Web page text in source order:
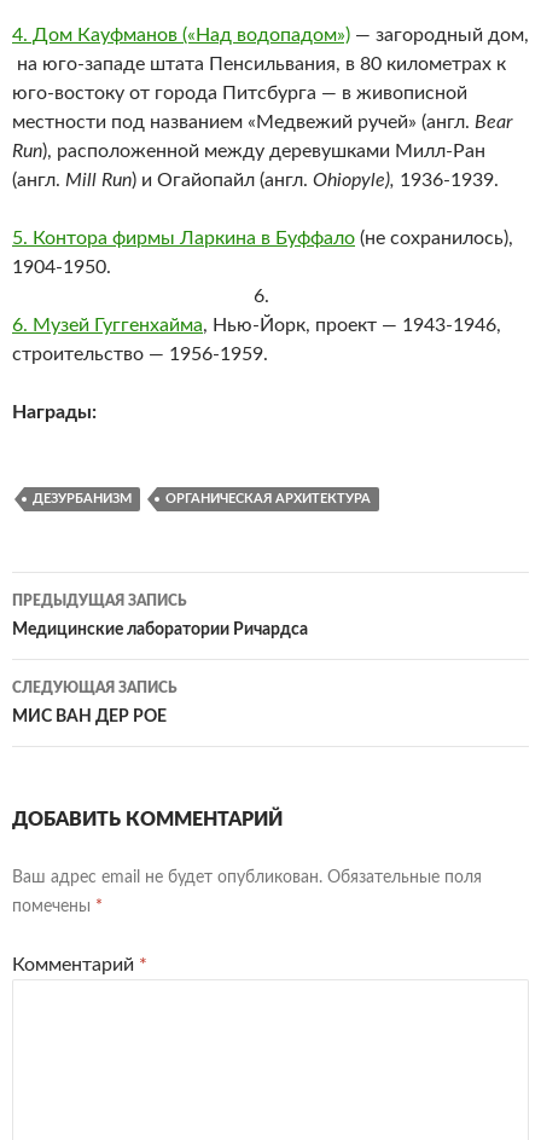
4. Дом Кауфманов («Над водопадом») — загородный дом,
на юго-западе штата Пенсильвания, в 80 километрах к
юго-востоку от города Питсбурга — в живописной
местности под названием «Медвежий ручей» (англ. Bear
Run), расположенной между деревушками Милл-Ран
(англ. Mill Run) и Огайопайл (англ. Ohiopyle), 1936-1939.
5. Контора фирмы Ларкина в Буффало (не сохранилось),
1904-1950.
6.
6. Музей Гуггенхайма, Нью-Йорк, проект — 1943-1946,
строительство — 1956-1959.
Награды:
ДЕЗУРБАНИЗМ ОРГАНИЧЕСКАЯ АРХИТЕКТУРА
Навигация
по
записям
ПРЕДЫДУЩАЯ ЗАПИСЬ
Медицинские лаборатории Ричардса
СЛЕДУЮЩАЯ ЗАПИСЬ
МИС ВАН ДЕР РОЕ
ДОБАВИТЬ КОММЕНТАРИЙ
Ваш адрес email не будет опубликован. Обязательные поля
помечены *
Комментарий *